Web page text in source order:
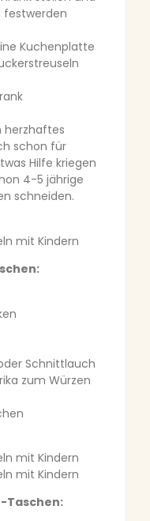
festwerden
Kuchenplatte
herzhaftes
schon für
Hilfe kriegen
4-5 jährige
schneiden.
Schnittlauch
zum Würzen
Taschen: